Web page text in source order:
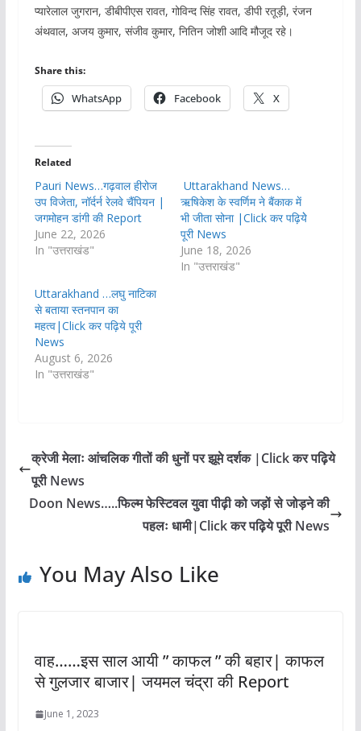
प्यारेलाल जुगरान, डीबीपीएस रावत, गोविन्द सिंह रावत, डीपी रतूड़ी, रंजन
अंथवाल, अजय कुमार, संजीव कुमार, नितिन जोशी आदि मौजूद रहे।
Share this:
WhatsApp Facebook X
Related
Pauri News…गढ़वाल हीरोज
उप विजेता, नॉर्दर्न रेलवे चैंपियन |
जगमोहन डांगी की Report
June 22, 2026
In "उत्तराखंड"
Uttarakhand News…
ऋषिकेश के स्वर्णिम ने बैंकाक में
भी जीता सोना |Click कर पढ़ियेे
पूरी News
June 18, 2026
In "उत्तराखंड"
Uttarakhand …लघु नाटिका
से बताया स्तनपान का
महत्व|Click कर पढ़िये पूरी
News
August 6, 2026
In "उत्तराखंड"
क्रेजी मेलाः आंचलिक गीतों की धुनों पर झूमे दर्शक |Click कर पढ़िये
पूरी News
Doon News…..फिल्म फेस्टिवल युवा पीढ़ी को जड़ों से जोड़ने की
पहलः धामी|Click कर पढ़िये पूरी News
You May Also Like
वाह……इस साल आयी ” काफल ” की बहार| काफल
से गुलजार बाजार| जयमल चंद्रा की Report
June 1, 2023